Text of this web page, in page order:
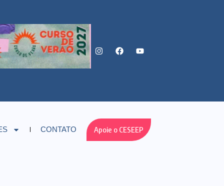
CONTATO Apoie o CESEEP